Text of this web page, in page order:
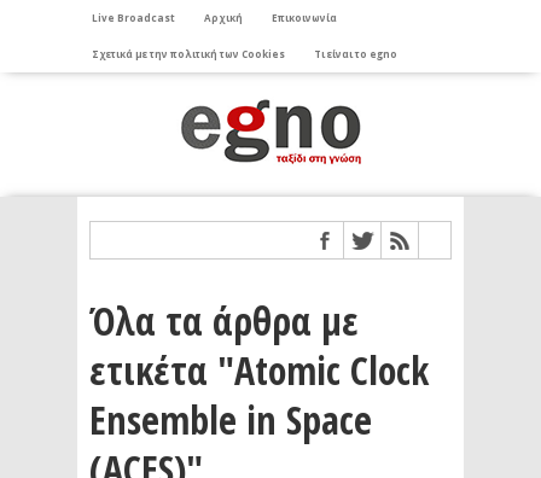
Live Broadcast Αρχική Επικοινωνία
Σχετικά με την πολιτική των Cookies Τι είναι το egno
Όλα τα άρθρα με
ετικέτα "Atomic Clock
Ensemble in Space